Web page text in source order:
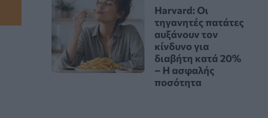
Harvard: Οι
τηγανητές πατάτες
αυξάνουν τον
κίνδυνο για
διαβήτη κατά 20%
– Η ασφαλής
ποσότητα